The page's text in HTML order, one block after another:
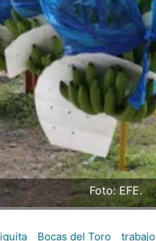
Foto: EFE.
Bocas del Toro trabajo